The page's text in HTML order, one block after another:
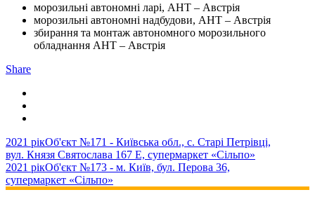
морозильні автономні ларі, AHT – Австрія
морозильні автономні надбудови, AHT – Австрія
збирання та монтаж автономного морозильного
обладнання AHT – Австрія
Share
2021 рікОб'єкт №171 - Київська обл., с. Старі Петрівці,
вул. Князя Святослава 167 Е, супермаркет «Сільпо»
2021 рікОб'єкт №173 - м. Київ, бул. Перова 36,
супермаркет «Сільпо»